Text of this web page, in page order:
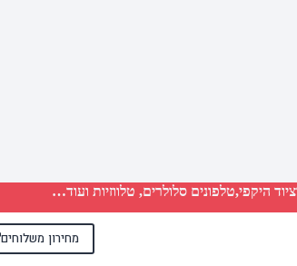
היקפי,טלפונים סלולרים, טלווזיות ועוד…
מחירון משלוחים